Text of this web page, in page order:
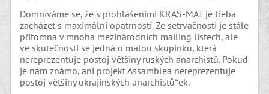
Domníváme se, že s prohlášeními KRAS-MAT je třeba
zacházet s maximální opatrností. Ze setrvačnosti je stále
přítomna v mnoha mezinárodních mailing listech, ale
ve skutečnosti se jedná o malou skupinku, která
nereprezentuje postoj většiny ruských anarchistů. Pokud
je nám známo, ani projekt Assamblea nereprezentuje
postoj většiny ukrajinských anarchistů*ek.